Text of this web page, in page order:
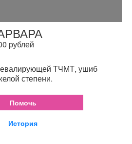
рублей
ТЧМТ, ушиб
степени.
Помочь
История